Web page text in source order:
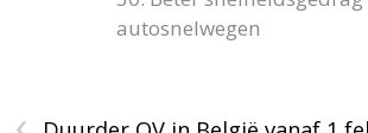
autosnelwegen